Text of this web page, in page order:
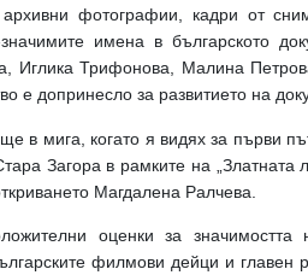
фотографии, кадри от
имена в българското
Иглика Трифонова, Малина
е допринесло за развитието на
в мига, когато я видях за първи
Загора в рамките на
Магдалена Ралчева.
оценки за
филмови дейци и главен